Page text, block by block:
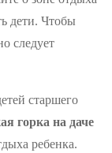
дети. Чтобы
следует
старшего
горка на даче
ребенка.